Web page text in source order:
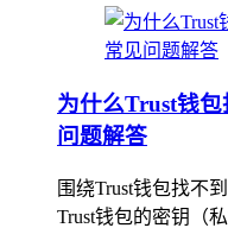
为什么Trust钱
问题解答
围绕Trust钱包找不
Trust钱包的密钥（